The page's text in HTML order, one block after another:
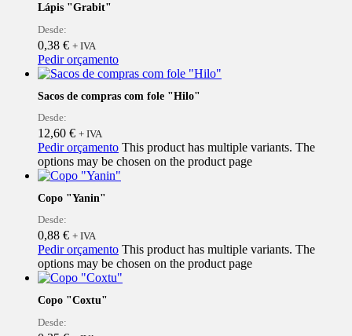
Lápis "Grabit"
Desde:
0,38 € + IVA
Pedir orçamento
Sacos de compras com fole "Hilo"
Desde:
12,60 € + IVA
Pedir orçamento This product has multiple variants. The
options may be chosen on the product page
Copo "Yanin"
Desde:
0,88 € + IVA
Pedir orçamento This product has multiple variants. The
options may be chosen on the product page
Copo "Coxtu"
Desde: